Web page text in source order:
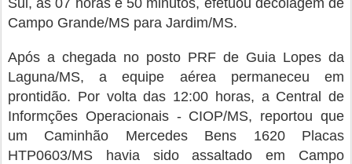
Campo Grande/MS para Jardim/MS.
Após a chegada no posto PRF de Guia Lopes da
Laguna/MS, a equipe aérea permaneceu em
prontidão. Por volta das 12:00 horas, a Central de
Informções Operacionais - CIOP/MS, reportou que
um Caminhão Mercedes Bens 1620 Placas
HTP0603/MS havia sido assaltado em Campo